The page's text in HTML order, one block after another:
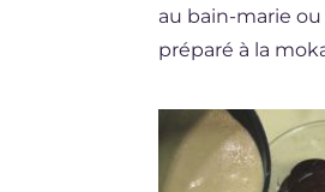
au bain-marie
préparé à la